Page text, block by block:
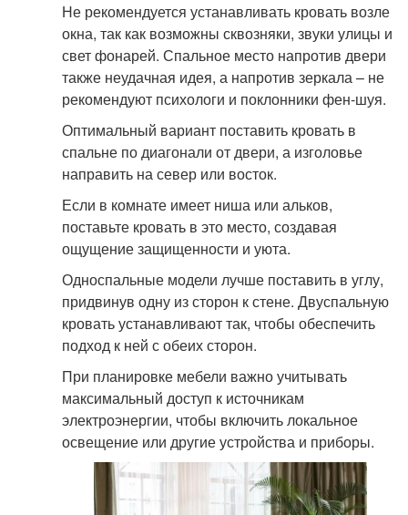
Не рекомендуется устанавливать кровать возле
окна, так как возможны сквозняки, звуки улицы и
свет фонарей. Спальное место напротив двери
также неудачная идея, а напротив зеркала – не
рекомендуют психологи и поклонники фен-шуя.
Оптимальный вариант поставить кровать в
спальне по диагонали от двери, а изголовье
направить на север или восток.
Если в комнате имеет ниша или альков,
поставьте кровать в это место, создавая
ощущение защищенности и уюта.
Односпальные модели лучше поставить в углу,
придвинув одну из сторон к стене. Двуспальную
кровать устанавливают так, чтобы обеспечить
подход к ней с обеих сторон.
При планировке мебели важно учитывать
максимальный доступ к источникам
электроэнергии, чтобы включить локальное
освещение или другие устройства и приборы.